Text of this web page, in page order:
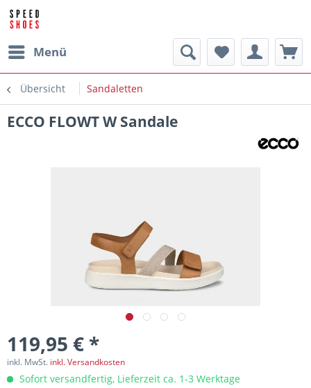
Menü
Übersicht Sandaletten
ECCO FLOWT W Sandale
119,95 € *
inkl. MwSt. inkl. Versandkosten
Sofort versandfertig, Lieferzeit ca. 1-3 Werktage